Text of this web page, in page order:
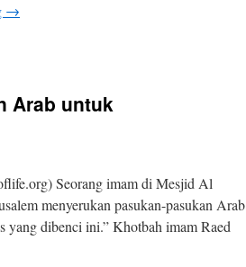
→
Arab untuk
Seorang imam di Mesjid Al
menyerukan pasukan-pasukan Arab
yang dibenci ini.” Khotbah imam Raed